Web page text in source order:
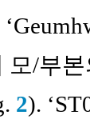
모/부
2).